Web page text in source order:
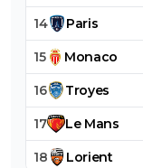
14 Paris
15 Monaco
16 Troyes
17 Le Mans
18 Lorient